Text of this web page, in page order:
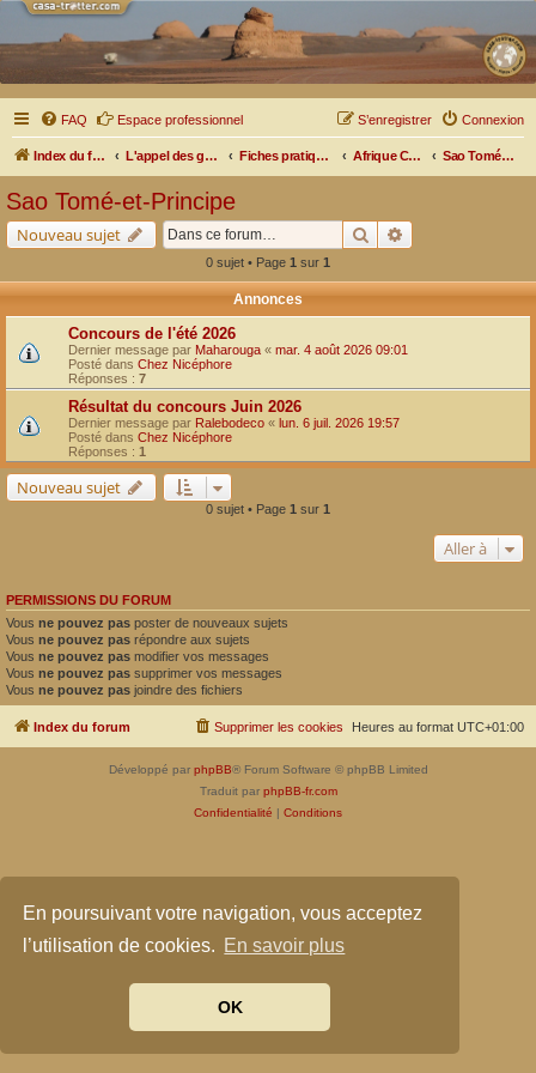
En poursuivant votre navigation, vous acceptez
l’utilisation de cookies. En savoir plus
OK
FAQ Espace professionnel Connexion
S’enregistrer
Index du forum L'appel des grands espaces Fiches pratiques par pays, pistes et bivouacs Afrique Centrale Sao Tomé-et-Principe
Sao Tomé-et-Principe
Nouveau sujet Rechercher
0 sujet • Page 1 sur 1
Annonces
Concours de l'été 2026
Dernier message par Maharouga « mar. 4 août 2026 09:01
Posté dans Chez Nicéphore
Réponses : 7
Résultat du concours Juin 2026
Dernier message par Ralebodeco « lun. 6 juil. 2026 19:57
Posté dans Chez Nicéphore
Réponses : 1
Nouveau sujet
0 sujet • Page 1 sur 1
Aller à
PERMISSIONS DU FORUM
Vous ne pouvez pas poster de nouveaux sujets
Vous ne pouvez pas répondre aux sujets
Vous ne pouvez pas modifier vos messages
Vous ne pouvez pas supprimer vos messages
Vous ne pouvez pas joindre des fichiers
Index du forum Heures au format UTC+01:00
Supprimer les cookies
Développé par phpBB® Forum Software © phpBB Limited
Traduit par phpBB-fr.com
Confidentialité | Conditions